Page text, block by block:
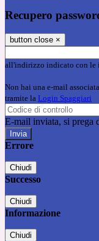
Recupero
button close ×
all'indirizzo indicato con le
Non hai una e-mail
tramite la Login Spaggiari
E-mail inviata, si prega
Errore
Chiudi
Successo
Chiudi
Informazione
Chiudi